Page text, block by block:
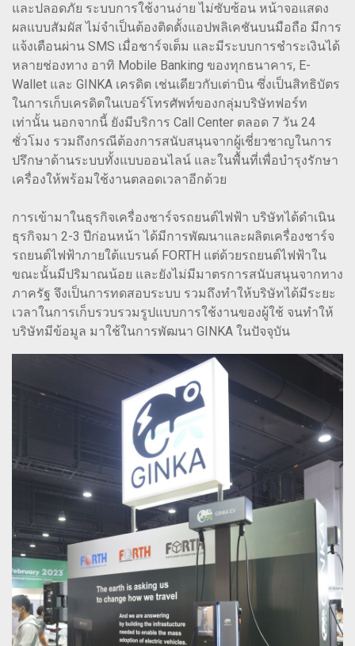
และปลอดภัย ระบบการใช้งานง่าย ไม่ซับซ้อน หน้าจอแสดง
ผลแบบสัมผัส ไม่จำเป็นต้องติดตั้งแอปพลิเคชันบนมือถือ มีการ
แจ้งเตือนผ่าน SMS เมื่อชาร์จเต็ม และมีระบบการชำระเงินได้
หลายช่องทาง อาทิ Mobile Banking ของทุกธนาคาร, E-
Wallet และ GINKA เครดิต เช่นเดียวกับเต่าบิน ซึ่งเป็นสิทธิบัตร
ในการเก็บเครดิตในเบอร์โทรศัพท์ของกลุ่มบริษัทฟอร์ท
เท่านั้น นอกจากนี้ ยังมีบริการ Call Center ตลอด 7 วัน 24
ชั่วโมง รวมถึงกรณีต้องการสนับสนุนจากผู้เชี่ยวชาญในการ
ปรึกษาด้านระบบทั้งแบบออนไลน์ และในพื้นที่เพื่อบำรุงรักษา
เครื่องให้พร้อมใช้งานตลอดเวลาอีกด้วย
การเข้ามาในธุรกิจเครื่องชาร์จรถยนต์ไฟฟ้า บริษัทได้ดำเนิน
ธุรกิจมา 2-3 ปีก่อนหน้า ได้มีการพัฒนาและผลิตเครื่องชาร์จ
รถยนต์ไฟฟ้าภายใต้แบรนด์ FORTH แต่ด้วยรถยนต์ไฟฟ้าใน
ขณะนั้นมีปริมาณน้อย และยังไม่มีมาตรการสนับสนุนจากทาง
ภาครัฐ จึงเป็นการทดสอบระบบ รวมถึงทำให้บริษัทได้มีระยะ
เวลาในการเก็บรวบรวมรูปแบบการใช้งานของผู้ใช้ จนทำให้
บริษัทมีข้อมูล มาใช้ในการพัฒนา GINKA ในปัจจุบัน